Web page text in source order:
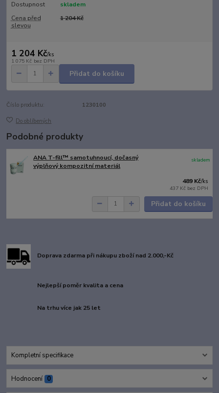
Dostupnost
skladem
Cena před
slevou
1 204 Kč
1 204 Kč/ks
1 075 Kč bez DPH
Přidat do košíku
Číslo produktu: 1230100
Do oblíbených
Podobné produkty
ANA T-fill™ samotuhnoucí, dočasný
výplňový kompozitní materiál
489 Kč/ks
437 Kč bez DPH
skladem
Přidat do košíku
Doprava zdarma při nákupu zboží nad 2.000,-Kč
Nejlepší poměr kvalita a cena
Na trhu více jak 25 let
Kompletní specifikace
Hodnocení 0